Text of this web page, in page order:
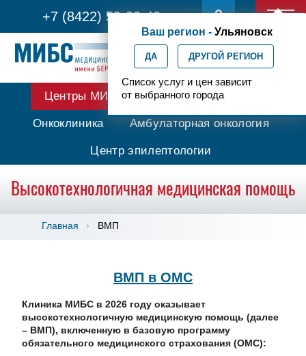
+7 (8422) 59-30-40
Ваш регион - Ульяновск
ДА ДРУГОЙ РЕГИОН
Список услуг и цен зависит
от выбранного города
Центры МИБС Протонная терапия
Онкоклиника Амбулаторная онкология
Центр эпилептологии
Высокотехнологичная медицинская помощь
Главная ВМП
ВМП в ОМС
Клиника МИБС в 2026 году оказывает
высокотехнологичную медицинскую помощь (далее
– ВМП), включенную в базовую программу
обязательного медицинского страхования (ОМС):